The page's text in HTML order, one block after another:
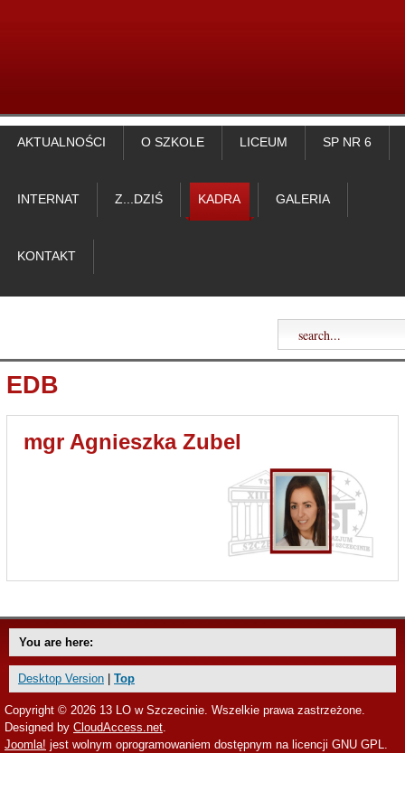
AKTUALNOŚCI O SZKOLE LICEUM SP NR 6
INTERNAT Z...DZIŚ KADRA GALERIA
KONTAKT
EDB
mgr Agnieszka Zubel
You are here:
Desktop Version Top
Copyright © 2026 13 LO w Szczecinie. Wszelkie prawa zastrzeżone.
Designed by CloudAccess.net.
Joomla! jest wolnym oprogramowaniem dostępnym na licencji GNU GPL.